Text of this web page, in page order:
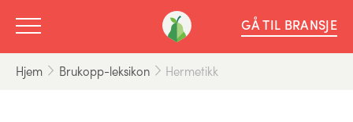
GÅ TIL BRANSJE
Hjem Brukopp-leksikon Hermetikk